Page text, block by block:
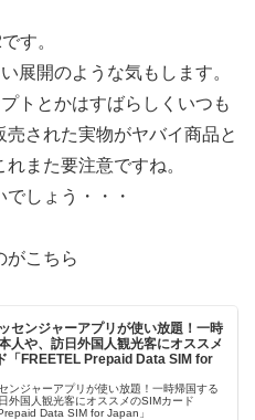
す。
展開のような気もします。
トとかはすばらしくいつも
された実物がヤバイ商品と
また要注意ですね。
しょう・・・
がこちら
センジャーアプリが使い放題！一時
人や、訪日外国人観光客にオススメ
「FREETEL Prepaid Data SIM for
ンジャーアプリが使い放題！一時帰国する
外国人観光客にオススメのSIMカード
Data SIM for Japan」